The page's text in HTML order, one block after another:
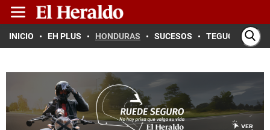
INICIO EH PLUS HONDURAS SUCESOS TEGUCIGALPA